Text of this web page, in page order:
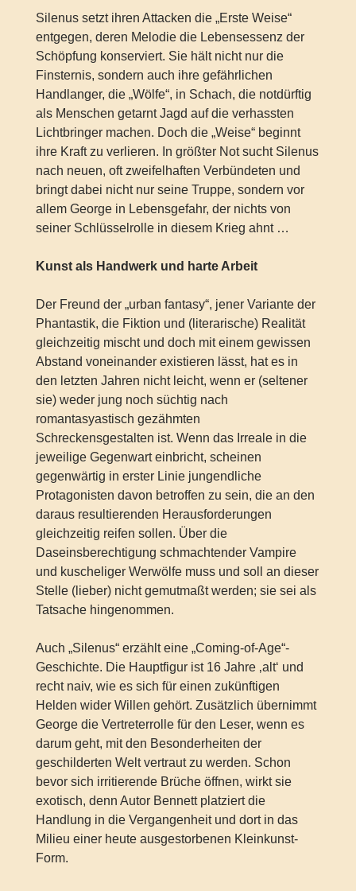
Silenus setzt ihren Attacken die „Erste Weise“
entgegen, deren Melodie die Lebensessenz der
Schöpfung konserviert. Sie hält nicht nur die
Finsternis, sondern auch ihre gefährlichen
Handlanger, die „Wölfe“, in Schach, die notdürftig
als Menschen getarnt Jagd auf die verhassten
Lichtbringer machen. Doch die „Weise“ beginnt
ihre Kraft zu verlieren. In größter Not sucht Silenus
nach neuen, oft zweifelhaften Verbündeten und
bringt dabei nicht nur seine Truppe, sondern vor
allem George in Lebensgefahr, der nichts von
seiner Schlüsselrolle in diesem Krieg ahnt …
Kunst als Handwerk und harte Arbeit
Der Freund der „urban fantasy“, jener Variante der
Phantastik, die Fiktion und (literarische) Realität
gleichzeitig mischt und doch mit einem gewissen
Abstand voneinander existieren lässt, hat es in
den letzten Jahren nicht leicht, wenn er (seltener
sie) weder jung noch süchtig nach
romantasyastisch gezähmten
Schreckensgestalten ist. Wenn das Irreale in die
jeweilige Gegenwart einbricht, scheinen
gegenwärtig in erster Linie jungendliche
Protagonisten davon betroffen zu sein, die an den
daraus resultierenden Herausforderungen
gleichzeitig reifen sollen. Über die
Daseinsberechtigung schmachtender Vampire
und kuscheliger Werwölfe muss und soll an dieser
Stelle (lieber) nicht gemutmaßt werden; sie sei als
Tatsache hingenommen.
Auch „Silenus“ erzählt eine „Coming-of-Age“-
Geschichte. Die Hauptfigur ist 16 Jahre ‚alt‘ und
recht naiv, wie es sich für einen zukünftigen
Helden wider Willen gehört. Zusätzlich übernimmt
George die Vertreterrolle für den Leser, wenn es
darum geht, mit den Besonderheiten der
geschilderten Welt vertraut zu werden. Schon
bevor sich irritierende Brüche öffnen, wirkt sie
exotisch, denn Autor Bennett platziert die
Handlung in die Vergangenheit und dort in das
Milieu einer heute ausgestorbenen Kleinkunst-
Form.